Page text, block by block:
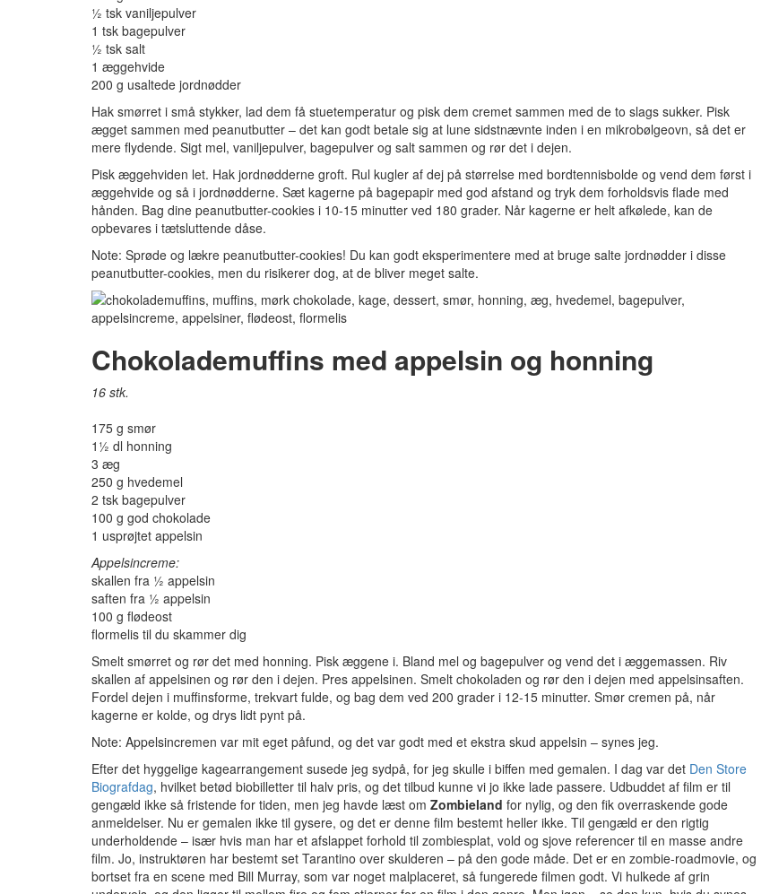
½ tsk vaniljepulver
1 tsk bagepulver
½ tsk salt
1 æggehvide
200 g usaltede jordnødder
Hak smørret i små stykker, lad dem få stuetemperatur og pisk dem cremet sammen med de to slags sukker. Pisk
ægget sammen med peanutbutter – det kan godt betale sig at lune sidstnævnte inden i en mikrobølgeovn, så det er
mere flydende. Sigt mel, vaniljepulver, bagepulver og salt sammen og rør det i dejen.
Pisk æggehviden let. Hak jordnødderne groft. Rul kugler af dej på størrelse med bordtennisbolde og vend dem først i
æggehvide og så i jordnødderne. Sæt kagerne på bagepapir med god afstand og tryk dem forholdsvis flade med
hånden. Bag dine peanutbutter-cookies i 10-15 minutter ved 180 grader. Når kagerne er helt afkølede, kan de
opbevares i tætsluttende dåse.
Note: Sprøde og lækre peanutbutter-cookies! Du kan godt eksperimentere med at bruge salte jordnødder i disse
peanutbutter-cookies, men du risikerer dog, at de bliver meget salte.
Chokolademuffins med appelsin og honning
16 stk.
175 g smør
1½ dl honning
3 æg
250 g hvedemel
2 tsk bagepulver
100 g god chokolade
1 usprøjtet appelsin
Appelsincreme:
skallen fra ½ appelsin
saften fra ½ appelsin
100 g flødeost
flormelis til du skammer dig
Smelt smørret og rør det med honning. Pisk æggene i. Bland mel og bagepulver og vend det i æggemassen. Riv
skallen af appelsinen og rør den i dejen. Pres appelsinen. Smelt chokoladen og rør den i dejen med appelsinsaften.
Fordel dejen i muffinsforme, trekvart fulde, og bag dem ved 200 grader i 12-15 minutter. Smør cremen på, når
kagerne er kolde, og drys lidt pynt på.
Note: Appelsincremen var mit eget påfund, og det var godt med et ekstra skud appelsin – synes jeg.
Efter det hyggelige kagearrangement susede jeg sydpå, for jeg skulle i biffen med gemalen. I dag var det Den Store
Biografdag, hvilket betød biobilletter til halv pris, og det tilbud kunne vi jo ikke lade passere. Udbuddet af film er til
gengæld ikke så fristende for tiden, men jeg havde læst om Zombieland for nylig, og den fik overraskende gode
anmeldelser. Nu er gemalen ikke til gysere, og det er denne film bestemt heller ikke. Til gengæld er den rigtig
underholdende – især hvis man har et afslappet forhold til zombiesplat, vold og sjove referencer til en masse andre
film. Jo, instruktøren har bestemt set Tarantino over skulderen – på den gode måde. Det er en zombie-roadmovie, og
bortset fra en scene med Bill Murray, som var noget malplaceret, så fungerede filmen godt. Vi hulkede af grin